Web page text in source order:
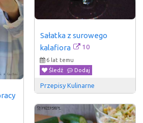
Sałatka z surowego
kalafiora
10
6 lat temu
Śledź
Dodaj
Przepisy Kulinarne